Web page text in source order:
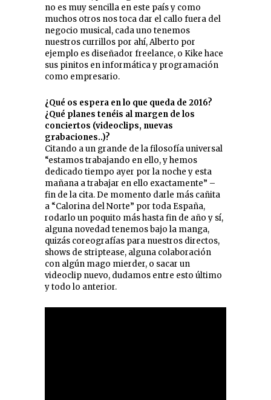
no es muy sencilla en este país y como
muchos otros nos toca dar el callo fuera del
negocio musical, cada uno tenemos
nuestros currillos por ahí, Alberto por
ejemplo es diseñador freelance, o Kike hace
sus pinitos en informática y programación
como empresario.
¿Qué os espera en lo que queda de 2016?
¿Qué planes tenéis al margen de los
conciertos (videoclips, nuevas
grabaciones..)?
Citando a un grande de la filosofía universal
“estamos trabajando en ello, y hemos
dedicado tiempo ayer por la noche y esta
mañana a trabajar en ello exactamente” –
fin de la cita. De momento darle más cañita
a “Calorina del Norte” por toda España,
rodarlo un poquito más hasta fin de año y sí,
alguna novedad tenemos bajo la manga,
quizás coreografías para nuestros directos,
shows de striptease, alguna colaboración
con algún mago mierder, o sacar un
videoclip nuevo, dudamos entre esto último
y todo lo anterior.